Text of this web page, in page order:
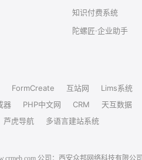
知识付费系统
陀螺匠·企业助手
FormCreate 互站网 Lims系统
器
PHP中文网 CRM 天互数据
芦虎导航
多语言建站系统
公司：西安众邦网络科技有限公司